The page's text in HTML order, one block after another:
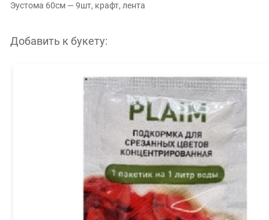
Эустома 60см — 9шт, крафт, лента
Добавить к букету: